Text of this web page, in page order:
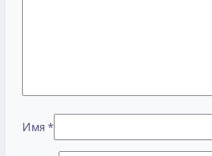
Имя *